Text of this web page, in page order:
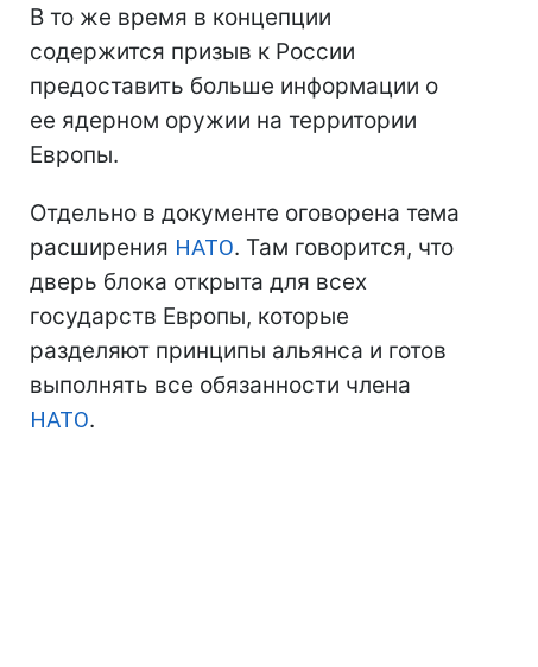
В то же время в концепции
содержится призыв к России
предоставить больше информации о
ее ядерном оружии на территории
Европы.
Отдельно в документе оговорена тема
расширения НАТО. Там говорится, что
дверь блока открыта для всех
государств Европы, которые
разделяют принципы альянса и готов
выполнять все обязанности члена
НАТО.